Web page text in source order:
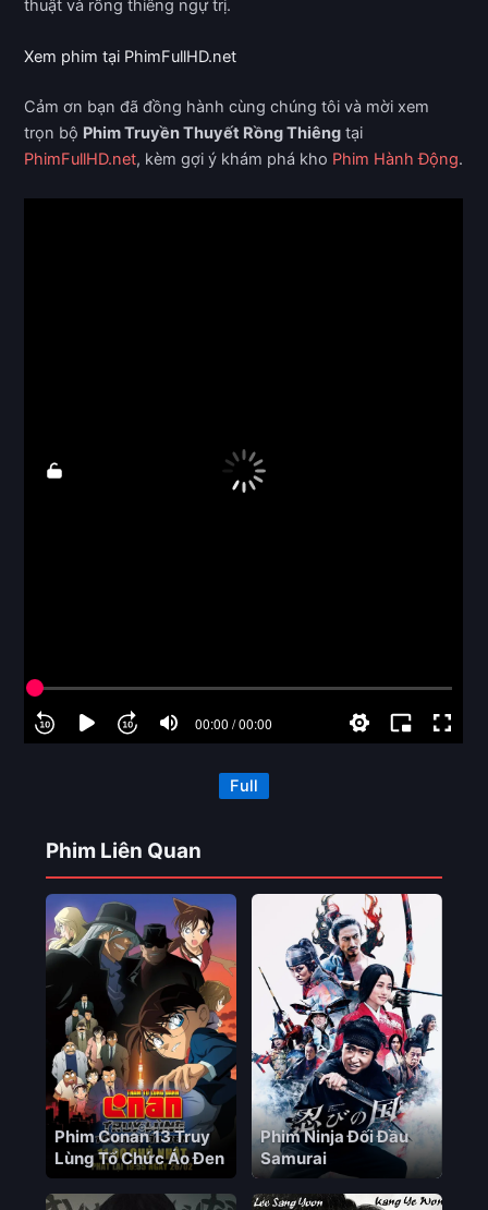
thuật và rồng thiêng ngự trị.
Xem phim tại PhimFullHD.net
Cảm ơn bạn đã đồng hành cùng chúng tôi và mời xem
trọn bộ Phim Truyền Thuyết Rồng Thiêng tại
PhimFullHD.net, kèm gợi ý khám phá kho Phim Hành Động.
Full
Phim Liên Quan
Phim Conan 13 Truy
Lùng Tổ Chức Áo Đen
Phim Ninja Đối Đầu
Samurai